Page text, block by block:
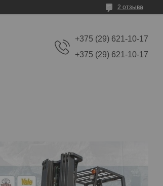
2 отзыва
+375 (29) 621-10-17
+375 (29) 621-10-17